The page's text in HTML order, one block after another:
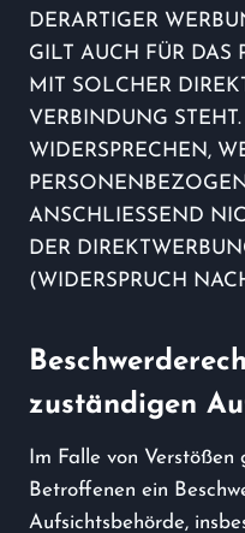
DERARTIGER
GILT AUCH FÜR DAS
MIT SOLCHER
VERBINDUNG
WIDERSPRECHEN,
ANSCHLIESSEND
DER
(WIDERSPRUCH
zuständigen
Im Falle von
Betroffenen ein
Aufsichtsbehörde,